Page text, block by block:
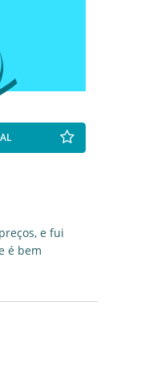
e fui
é bem